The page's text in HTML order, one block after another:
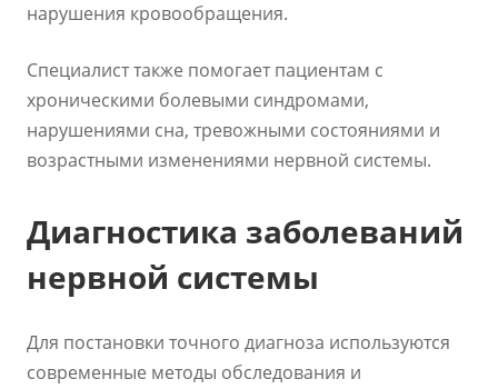
нарушения кровообращения.
Специалист также помогает пациентам с
хроническими болевыми синдромами,
нарушениями сна, тревожными состояниями и
возрастными изменениями нервной системы.
Диагностика заболеваний
нервной системы
Для постановки точного диагноза используются
современные методы обследования и